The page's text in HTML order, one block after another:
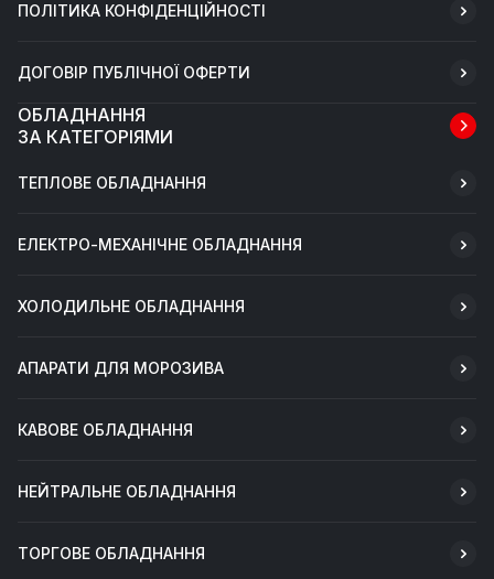
ПОЛІТИКА КОНФІДЕНЦІЙНОСТІ
ДОГОВІР ПУБЛІЧНОЇ ОФЕРТИ
ОБЛАДНАННЯ
ЗА КАТЕГОРІЯМИ
ТЕПЛОВЕ ОБЛАДНАННЯ
ЕЛЕКТРО-МЕХАНІЧНЕ ОБЛАДНАННЯ
ХОЛОДИЛЬНЕ ОБЛАДНАННЯ
АПАРАТИ ДЛЯ МОРОЗИВА
КАВОВЕ ОБЛАДНАННЯ
НЕЙТРАЛЬНЕ ОБЛАДНАННЯ
ТОРГОВЕ ОБЛАДНАННЯ